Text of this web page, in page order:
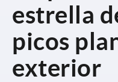
estrella
picos
exterior